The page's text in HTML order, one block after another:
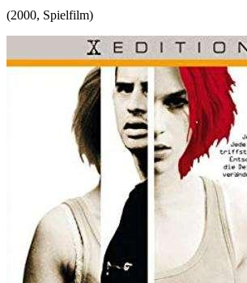
(2000, Spielfilm)